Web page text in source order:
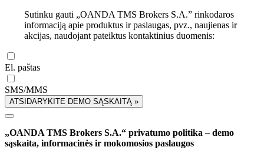
Sutinku gauti „OANDA TMS Brokers S.A.” rinkodaros
informaciją apie produktus ir paslaugas, pvz., naujienas ir
akcijas, naudojant pateiktus kontaktinius duomenis:
El. paštas
SMS/MMS
ATSIDARYKITE DEMO SĄSKAITĄ »
„OANDA TMS Brokers S.A.“ privatumo politika – demo
sąskaita, informacinės ir mokomosios paslaugos